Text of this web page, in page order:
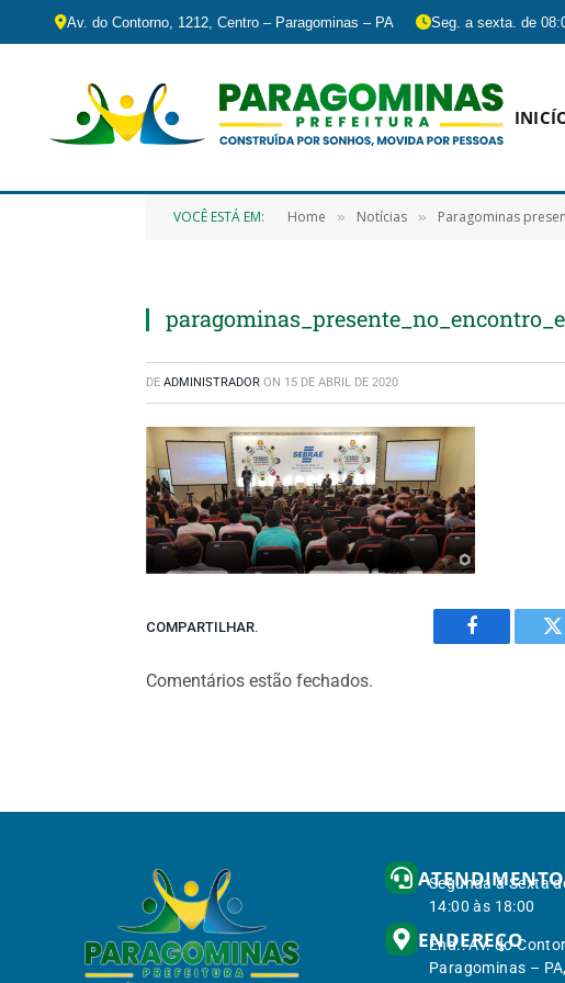
Av. do Contorno, 1212, Centro – Paragominas – PA Seg. a sexta. de
VOCÊ ESTÁ EM: Home » Notícias » Paragominas
DE ADMINISTRADOR ON 15 DE ABRIL DE 2020
COMPARTILHAR.
Facebook
Comentários estão fechados.
ATENDIMENTO
Segunda à Sexta
14:00 às 18:00
ENDEREÇO
End.: Av. do
Paragominas –